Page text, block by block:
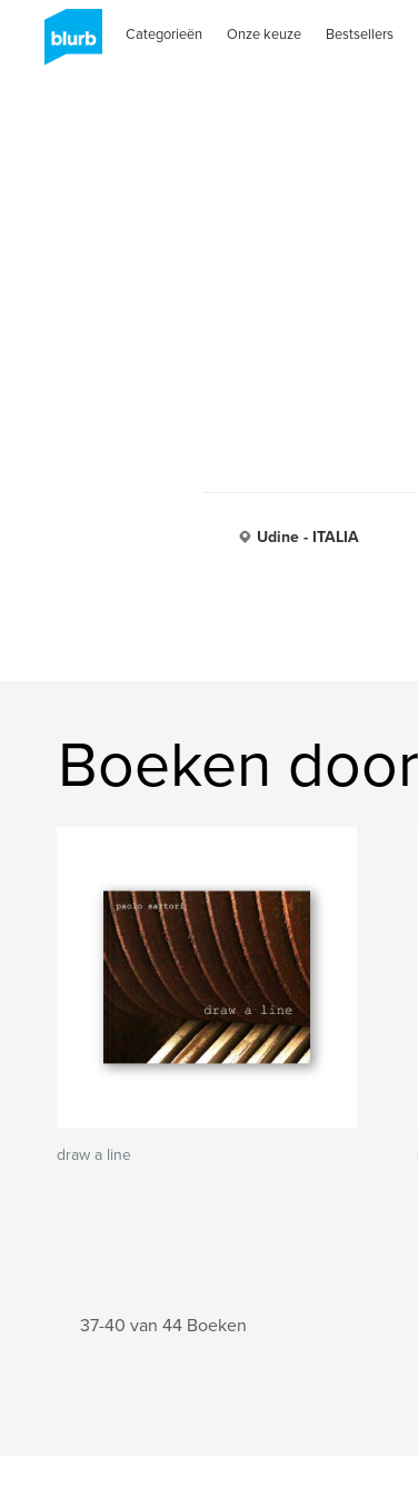
Categorieën Onze keuze Bestsellers
Udine - ITALIA
Boeken
draw a line
37-40 van 44 Boeken